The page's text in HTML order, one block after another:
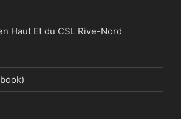
Haut Et du CSL Rive-Nord